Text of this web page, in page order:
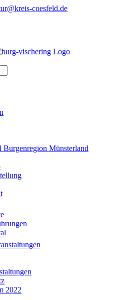
coesfeld.de
Burgenregion Münsterland
2022